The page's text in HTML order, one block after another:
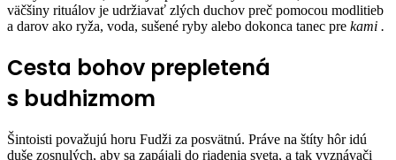
väčšiny rituálov je udržiavať zlých duchov preč pomocou modlitieb
a darov ako ryža, voda, sušené ryby alebo dokonca tanec pre kami .
Cesta bohov prepletená
s budhizmom
Šintoisti považujú horu Fudži za posvätnú. Práve na štíty hôr idú
duše zosnulých, aby sa zapájali do riadenia sveta, a tak vyznávači